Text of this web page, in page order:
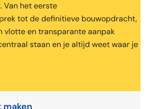
Van het eerste
tot de definitieve bouwopdracht,
vlotte en transparante aanpak
staan en je altijd weet waar je
maken